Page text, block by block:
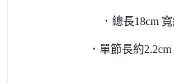
．總長18cm
．單節長約